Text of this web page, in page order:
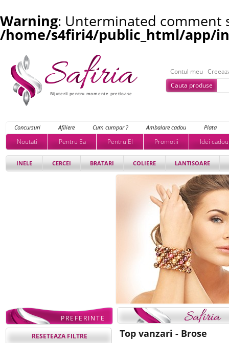
Warning: Unterminated comment
/home/s4firi4/public_html/app/
Bijuterii pentru momente pretioase
Contul meu
Cauta produse
Concursuri Afiliere Cum cumpar ? Ambalare cadou Plata
Noutati Pentru Ea Pentru El Promotii Idei
INELE CERCEI BRATARI COLIERE LANTISOARE
PREFERINTE
RESETEAZA FILTRE
Top vanzari - Brose